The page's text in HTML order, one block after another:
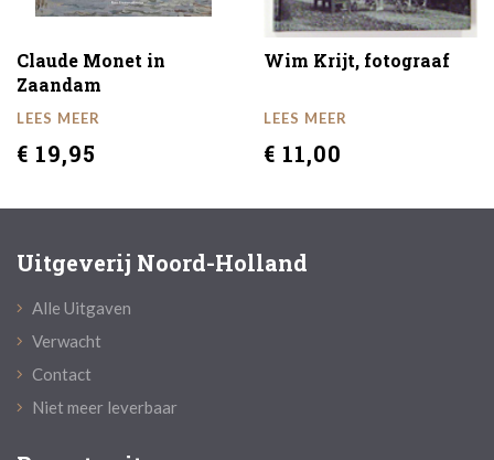
Claude Monet in
Zaandam
LEES MEER
€ 19,95
Wim Krijt, fotograaf
LEES MEER
€ 11,00
Uitgeverij Noord-Holland
Alle Uitgaven
Verwacht
Contact
Niet meer leverbaar